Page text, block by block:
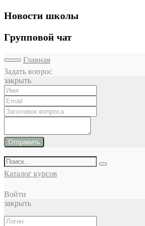
Новости школы
Групповой чат
Главная
Задать вопрос
закрыть
Отправить
Каталог курсов
Войти
закрыть